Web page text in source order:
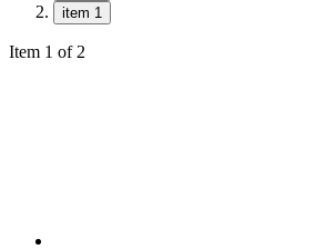
item 1
Item 1 of 2